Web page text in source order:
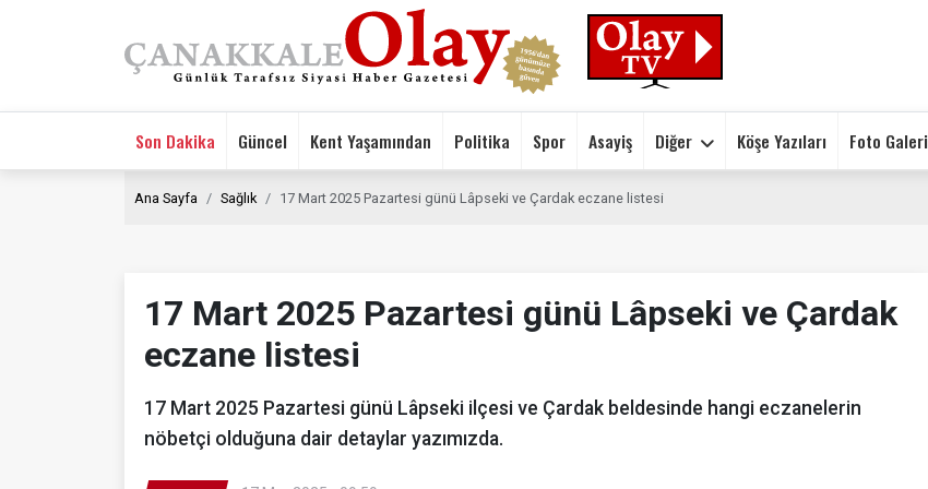
Son Dakika Güncel Kent Yaşamından Politika Spor Asayiş Diğer Köşe Yazıları Foto Galeri
Ana Sayfa Sağlık 17 Mart 2025 Pazartesi günü Lâpseki ve Çardak eczane listesi
17 Mart 2025 Pazartesi günü Lâpseki ve Çardak
eczane listesi
17 Mart 2025 Pazartesi günü Lâpseki ilçesi ve Çardak beldesinde hangi eczanelerin
nöbetçi olduğuna dair detaylar yazımızda.